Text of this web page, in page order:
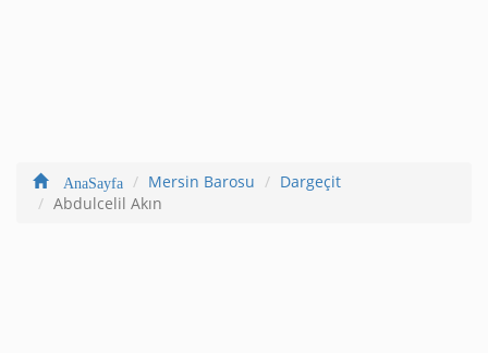
AnaSayfa Mersin Barosu
Dargeçit
Abdulcelil Akın